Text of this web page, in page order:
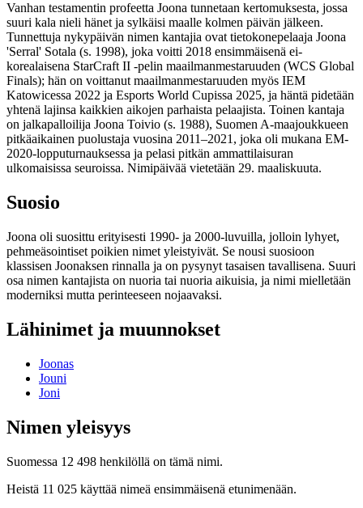
Vanhan testamentin profeetta Joona tunnetaan kertomuksesta, jossa
suuri kala nieli hänet ja sylkäisi maalle kolmen päivän jälkeen.
Tunnettuja nykypäivän nimen kantajia ovat tietokonepelaaja Joona
'Serral' Sotala (s. 1998), joka voitti 2018 ensimmäisenä ei-
korealaisena StarCraft II -pelin maailmanmestaruuden (WCS Global
Finals); hän on voittanut maailmanmestaruuden myös IEM
Katowicessa 2022 ja Esports World Cupissa 2025, ja häntä pidetään
yhtenä lajinsa kaikkien aikojen parhaista pelaajista. Toinen kantaja
on jalkapalloilija Joona Toivio (s. 1988), Suomen A-maajoukkueen
pitkäaikainen puolustaja vuosina 2011–2021, joka oli mukana EM-
2020-lopputurnauksessa ja pelasi pitkän ammattilaisuran
ulkomaisissa seuroissa. Nimipäivää vietetään 29. maaliskuuta.
Suosio
Joona oli suosittu erityisesti 1990- ja 2000-luvuilla, jolloin lyhyet,
pehmeäsointiset poikien nimet yleistyivät. Se nousi suosioon
klassisen Joonaksen rinnalla ja on pysynyt tasaisen tavallisena. Suuri
osa nimen kantajista on nuoria tai nuoria aikuisia, ja nimi mielletään
moderniksi mutta perinteeseen nojaavaksi.
Lähinimet ja muunnokset
Joonas
Jouni
Joni
Nimen yleisyys
Suomessa 12 498 henkilöllä on tämä nimi.
Heistä 11 025 käyttää nimeä ensimmäisenä etunimenään.